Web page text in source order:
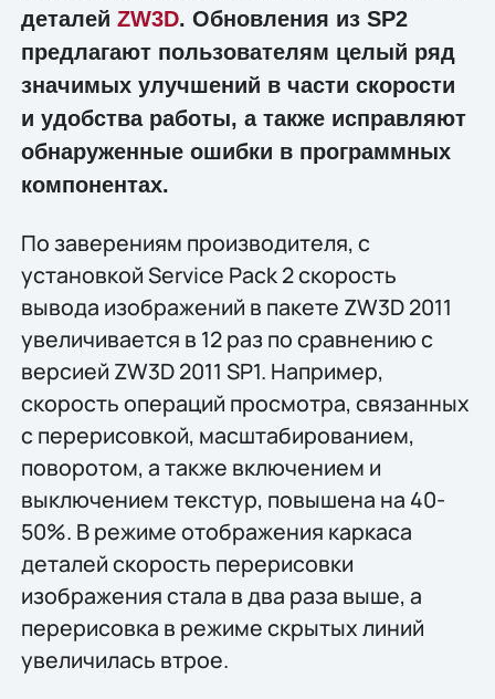
деталей ZW3D. Обновления из SP2
предлагают пользователям целый ряд
значимых улучшений в части скорости
и удобства работы, а также исправляют
обнаруженные ошибки в программных
компонентах.
По заверениям производителя, с
установкой Service Pack 2 скорость
вывода изображений в пакете ZW3D 2011
увеличивается в 12 раз по сравнению с
версией ZW3D 2011 SP1. Например,
скорость операций просмотра, связанных
с перерисовкой, масштабированием,
поворотом, а также включением и
выключением текстур, повышена на 40-
50%. В режиме отображения каркаса
деталей скорость перерисовки
изображения стала в два раза выше, а
перерисовка в режиме скрытых линий
увеличилась втрое.